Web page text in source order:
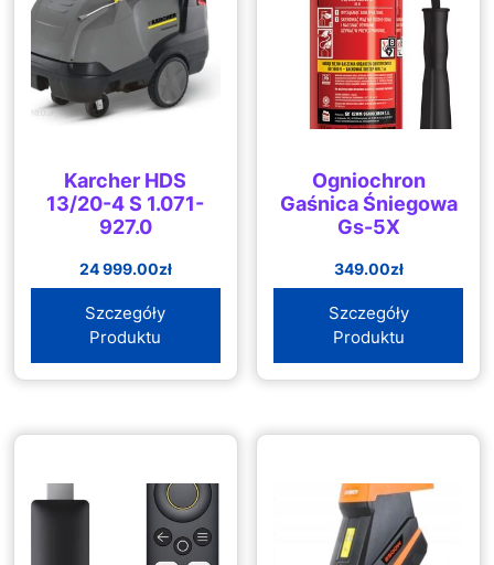
Karcher HDS
13/20-4 S 1.071-
927.0
24 999.00zł
Szczegóły
Produktu
Ogniochron
Gaśnica Śniegowa
Gs-5X
349.00zł
Szczegóły
Produktu